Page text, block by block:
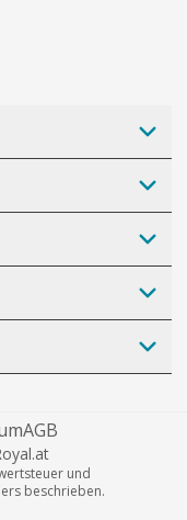
AGB
und
beschrieben.